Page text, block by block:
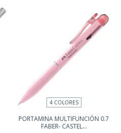
4 COLORES
PORTAMINA MULTIFUNCIÓN 0.7
FABER- CASTEL...